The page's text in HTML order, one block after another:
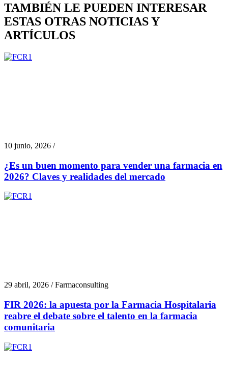
TAMBIÉN LE PUEDEN INTERESAR
ESTAS OTRAS NOTICIAS Y
ARTÍCULOS
10 junio, 2026 /
¿Es un buen momento para vender una farmacia en
2026? Claves y realidades del mercado
29 abril, 2026 / Farmaconsulting
FIR 2026: la apuesta por la Farmacia Hospitalaria
reabre el debate sobre el talento en la farmacia
comunitaria